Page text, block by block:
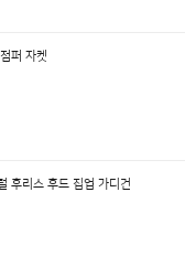
퍼 자켓
후리스 후드 집업 가디건